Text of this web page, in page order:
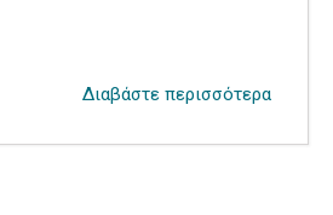
Διαβάστε περισσότερα